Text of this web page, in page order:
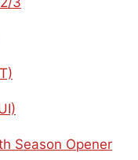
Season Opener